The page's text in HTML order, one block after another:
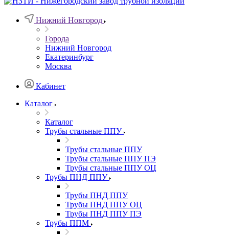
Нижний Новгород
Города
Нижний Новгород
Екатеринбург
Москва
Кабинет
Каталог
Каталог
Трубы стальные ППУ
Трубы стальные ППУ
Трубы стальные ППУ ПЭ
Трубы стальные ППУ ОЦ
Трубы ПНД ППУ
Трубы ПНД ППУ
Трубы ПНД ППУ ОЦ
Трубы ПНД ППУ ПЭ
Трубы ППМ